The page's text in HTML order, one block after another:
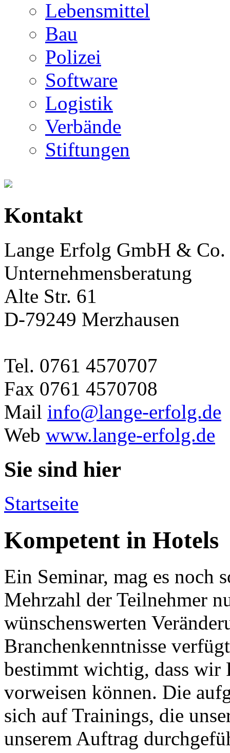
Lebensmittel
Bau
Polizei
Software
Logistik
Verbände
Stiftungen
Kontakt
Lange Erfolg GmbH & Co.
Unternehmensberatung
Alte Str. 61
D-79249 Merzhausen
Tel. 0761 4570707
Fax 0761 4570708
Mail info@lange-erfolg.de
Web www.lange-erfolg.de
Sie sind hier
Startseite
Kompetent in Hotels
Ein Seminar, mag es noch
Mehrzahl der Teilnehmer
wünschenswerten
Branchenkenntnisse
bestimmt wichtig, dass wir
vorweisen können. Die
sich auf Trainings, die
unserem Auftrag